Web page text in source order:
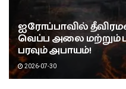
ஐரோப்பாவில்
வெப்ப அலை மற்றும்
பரவும் அபாயம்!
2026-07-30